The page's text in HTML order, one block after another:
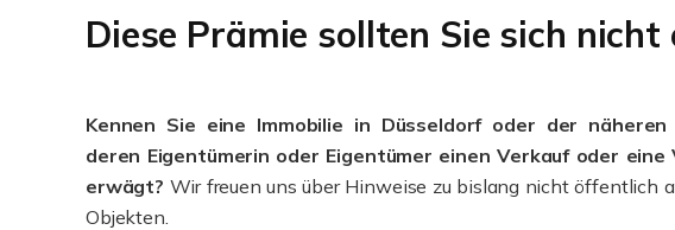
Diese Prämie sollten Sie sich nicht
Kennen Sie eine Immobilie in Düsseldorf oder der näheren
deren Eigentümerin oder Eigentümer einen Verkauf oder eine
erwägt? Wir freuen uns über Hinweise zu bislang nicht öffentlich
Objekten.